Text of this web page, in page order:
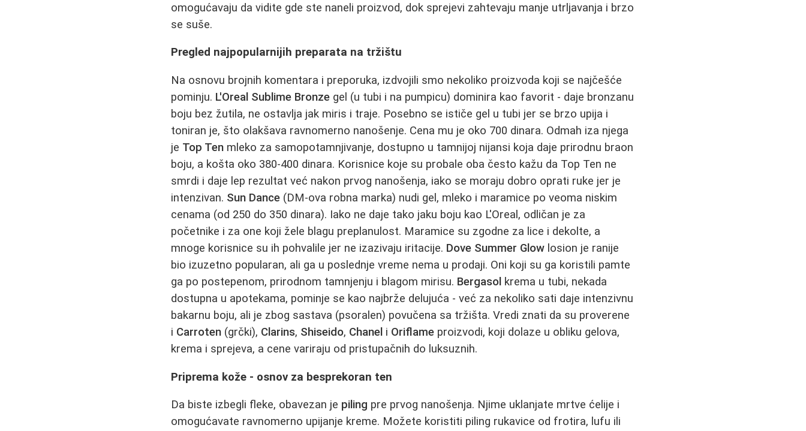
omogućavaju da vidite gde ste naneli proizvod, dok sprejevi zahtevaju manje utrljavanja i brzo
se suše.
Pregled najpopularnijih preparata na tržištu
Na osnovu brojnih komentara i preporuka, izdvojili smo nekoliko proizvoda koji se najčešće
pominju. L'Oreal Sublime Bronze gel (u tubi i na pumpicu) dominira kao favorit - daje bronzanu
boju bez žutila, ne ostavlja jak miris i traje. Posebno se ističe gel u tubi jer se brzo upija i
toniran je, što olakšava ravnomerno nanošenje. Cena mu je oko 700 dinara. Odmah iza njega
je Top Ten mleko za samopotamnjivanje, dostupno u tamnijoj nijansi koja daje prirodnu braon
boju, a košta oko 380-400 dinara. Korisnice koje su probale oba često kažu da Top Ten ne
smrdi i daje lep rezultat već nakon prvog nanošenja, iako se moraju dobro oprati ruke jer je
intenzivan. Sun Dance (DM-ova robna marka) nudi gel, mleko i maramice po veoma niskim
cenama (od 250 do 350 dinara). Iako ne daje tako jaku boju kao L'Oreal, odličan je za
početnike i za one koji žele blagu preplanulost. Maramice su zgodne za lice i dekolte, a
mnoge korisnice su ih pohvalile jer ne izazivaju iritacije. Dove Summer Glow losion je ranije
bio izuzetno popularan, ali ga u poslednje vreme nema u prodaji. Oni koji su ga koristili pamte
ga po postepenom, prirodnom tamnjenju i blagom mirisu. Bergasol krema u tubi, nekada
dostupna u apotekama, pominje se kao najbrže delujuća - već za nekoliko sati daje intenzivnu
bakarnu boju, ali je zbog sastava (psoralen) povučena sa tržišta. Vredi znati da su proverene
i Carroten (grčki), Clarins, Shiseido, Chanel i Oriflame proizvodi, koji dolaze u obliku gelova,
krema i sprejeva, a cene variraju od pristupačnih do luksuznih.
Priprema kože - osnov za besprekoran ten
Da biste izbegli fleke, obavezan je piling pre prvog nanošenja. Njime uklanjate mrtve ćelije i
omogućavate ravnomerno upijanje kreme. Možete koristiti piling rukavice od frotira, lufu ili